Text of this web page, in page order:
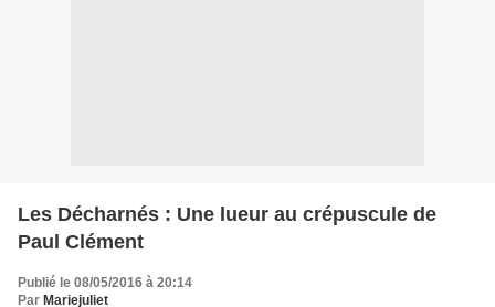
Les Décharnés : Une lueur au crépuscule de
Paul Clément
Publié le 08/05/2016 à 20:14
Par Mariejuliet